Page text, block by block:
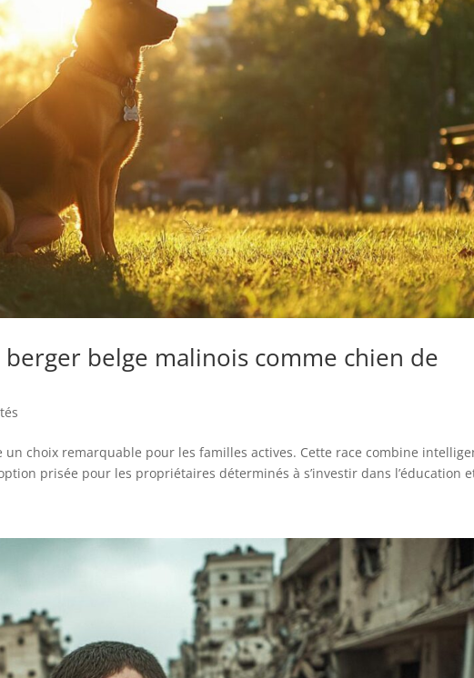
belge malinois comme chien de
choix remarquable pour les familles actives. Cette race combine
prisée pour les propriétaires déterminés à s’investir dans l’éducation